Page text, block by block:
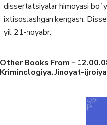
dissertatsiyalar himoyasi
ixtisoslashgan kengash.
yil 21-noyabr.
Other Books From -
Kriminologiya. Jinoyat-